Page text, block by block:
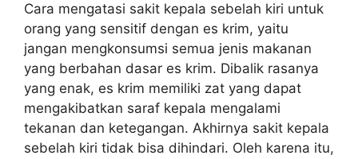
Cara mengatasi sakit kepala sebelah kiri untuk
orang yang sensitif dengan es krim, yaitu
jangan mengkonsumsi semua jenis makanan
yang berbahan dasar es krim. Dibalik rasanya
yang enak, es krim memiliki zat yang dapat
mengakibatkan saraf kepala mengalami
tekanan dan ketegangan. Akhirnya sakit kepala
sebelah kiri tidak bisa dihindari. Oleh karena itu,